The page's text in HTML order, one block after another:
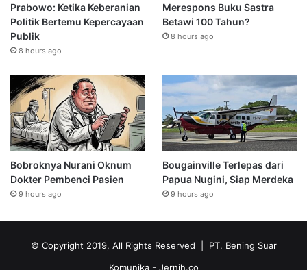
Prabowo: Ketika Keberanian
Politik Bertemu Kepercayaan
Publik
8 hours ago
Merespons Buku Sastra
Betawi 100 Tahun?
8 hours ago
Bobroknya Nurani Oknum
Dokter Pembenci Pasien
9 hours ago
Bougainville Terlepas dari
Papua Nugini, Siap Merdeka
9 hours ago
© Copyright 2019, All Rights Reserved | PT. Bening Suar
Komunika - Jernih.co